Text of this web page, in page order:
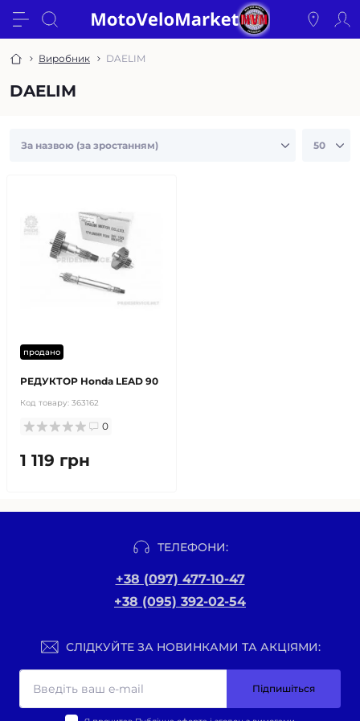
Виробник DAELIM
DAELIM
продано
РЕДУКТОР Honda LEAD 90
Код товару: 363162
0
1 119 грн
ТЕЛЕФОНИ:
+38 (097) 477-10-47
+38 (095) 392-02-54
СЛІДКУЙТЕ ЗА НОВИНКАМИ ТА АКЦІЯМИ:
Підпишіться